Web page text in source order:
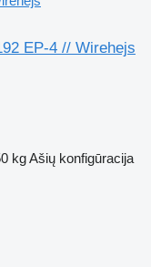
EP-4 // Wirehejs
kgAšių konfigūracija